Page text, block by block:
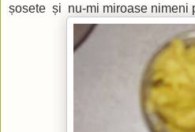
șosete și nu-mi miroase nimeni